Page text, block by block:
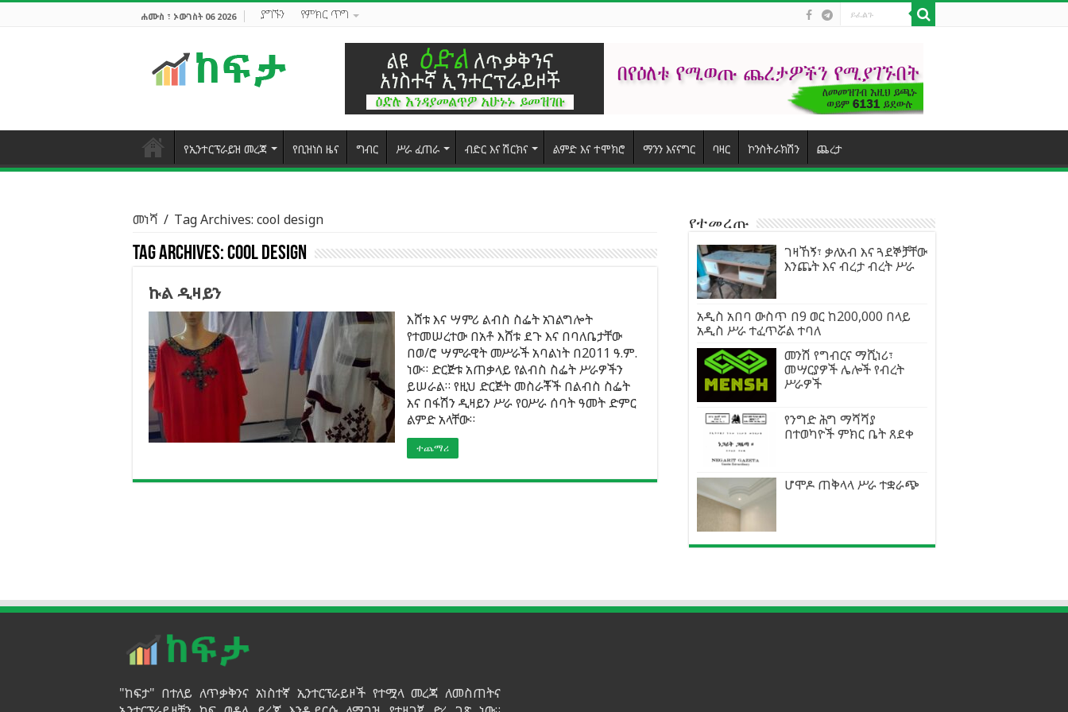
ሐሙስ ፣ ኦውገስት 06 2026 ያግኙን የምክር ጥግ
የኢንተርፕራይዝ መረጃ የቢዝነስ ዜና ግብር ሥራ ፈጠራ ብድር እና ሽርክና ልምድ እና ተሞክሮ ማንን እናናግር ባዛር ኮንስትራክሽን ጨረታ
መነሻ / Tag Archives: cool design
Tag Archives:cool design
ኩል ዲዛይን
እሸቱ እና ሣምሪ ልብስ ስፌት አገልግሎት
የተመሠረተው በአቶ እሸቱ ደጉ እና በባለቤታቸው
በወ/ሮ ሣምራዊት መሥራች አባልነት በ2011 ዓ.ም.
ነው። ድርጅቱ አጠቃላይ የልብስ ስፌት ሥራዎችን
ይሠራል። የዚህ ድርጅት መስራቾች በልብስ ስፌት
እና በፋሽን ዲዛይን ሥራ የዐሥራ ሰባት ዓመት ድምር
ልምድ አላቸው።
ተጨማሪ
የተመረጡ
ገዛኸኝ፣ ቃለአብ እና ጓደኞቻቸው
እንጨት እና ብረታ ብረት ሥራ
አዲስ አበባ ውስጥ በ9 ወር ከ200,000 በላይ
አዲስ ሥራ ተፈጥሯል ተባለ
መንሽ የግብርና ማሺነሪ፣
መሣርያዎች ሌሎች የብረት
ሥራዎች
የንግድ ሕግ ማሻሻያ
በተወካዮች ምክር ቤት ጸደቀ
ሆሞዶ ጠቅላላ ሥራ ተቋራጭ
"ከፍታ" በተለይ ለጥቃቅንና አነስተኛ ኢንተርፕራይዞች የተሟላ መረጃ ለመስጠትና